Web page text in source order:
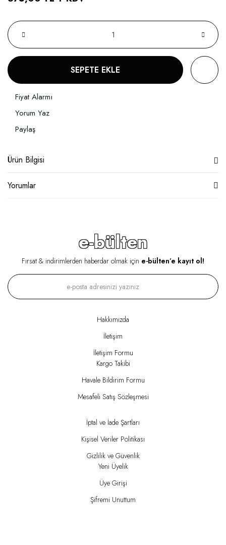
SEPETE EKLE
Fiyat Alarmı
Yorum Yaz
Paylaş
Ürün Bilgisi
Yorumlar
e-bülten
Fırsat & indirimlerden haberdar olmak için e-bülten’e kayıt ol!
Hakkımızda
İletişim
İletişim Formu
Kargo Takibi
Havale Bildirim Formu
Mesafeli Satış Sözleşmesi
İptal ve İade Şartları
Kişisel Veriler Politikası
Gizlilik ve Güvenlik
Yeni Üyelik
Üye Girişi
Şifremi Unuttum